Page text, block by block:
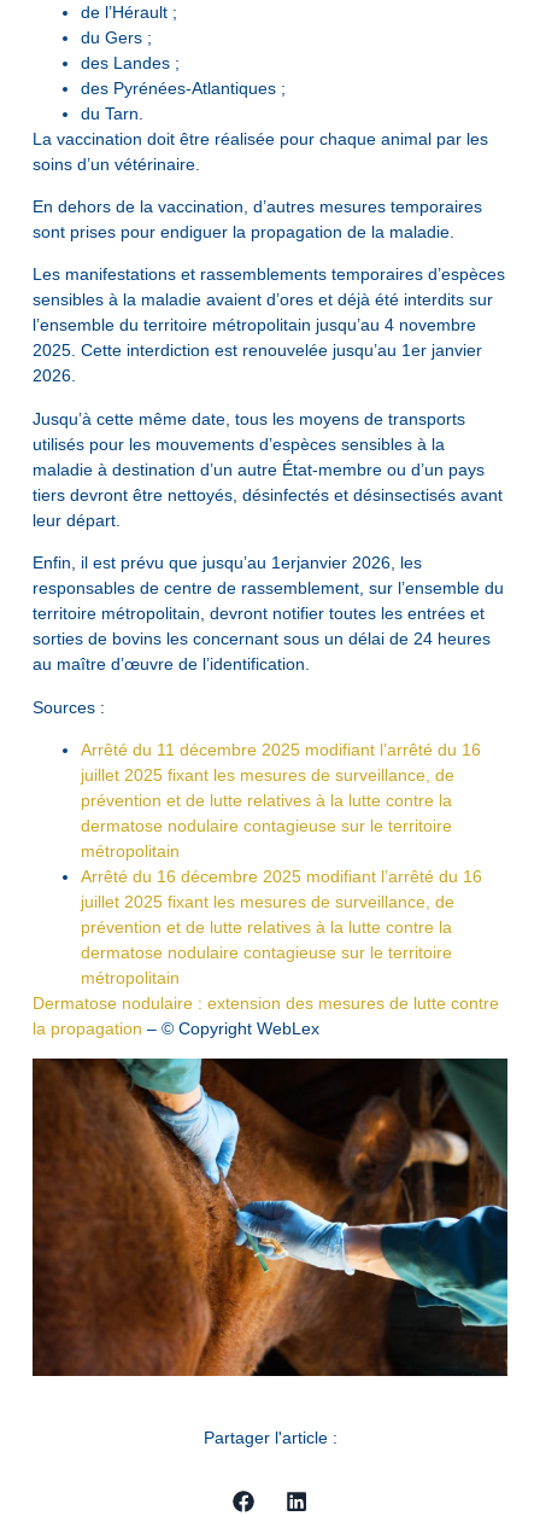
de l’Hérault ;
du Gers ;
des Landes ;
des Pyrénées-Atlantiques ;
du Tarn.
La vaccination doit être réalisée pour chaque animal par les
soins d’un vétérinaire.
En dehors de la vaccination, d’autres mesures temporaires
sont prises pour endiguer la propagation de la maladie.
Les manifestations et rassemblements temporaires d’espèces
sensibles à la maladie avaient d’ores et déjà été interdits sur
l’ensemble du territoire métropolitain jusqu’au 4 novembre
2025. Cette interdiction est renouvelée jusqu’au 1er janvier
2026.
Jusqu’à cette même date, tous les moyens de transports
utilisés pour les mouvements d’espèces sensibles à la
maladie à destination d’un autre État-membre ou d’un pays
tiers devront être nettoyés, désinfectés et désinsectisés avant
leur départ.
Enfin, il est prévu que jusqu’au 1erjanvier 2026, les
responsables de centre de rassemblement, sur l’ensemble du
territoire métropolitain, devront notifier toutes les entrées et
sorties de bovins les concernant sous un délai de 24 heures
au maître d’œuvre de l’identification.
Sources :
Arrêté du 11 décembre 2025 modifiant l’arrêté du 16
juillet 2025 fixant les mesures de surveillance, de
prévention et de lutte relatives à la lutte contre la
dermatose nodulaire contagieuse sur le territoire
métropolitain
Arrêté du 16 décembre 2025 modifiant l’arrêté du 16
juillet 2025 fixant les mesures de surveillance, de
prévention et de lutte relatives à la lutte contre la
dermatose nodulaire contagieuse sur le territoire
métropolitain
Dermatose nodulaire : extension des mesures de lutte contre
la propagation – © Copyright WebLex
Partager l'article :